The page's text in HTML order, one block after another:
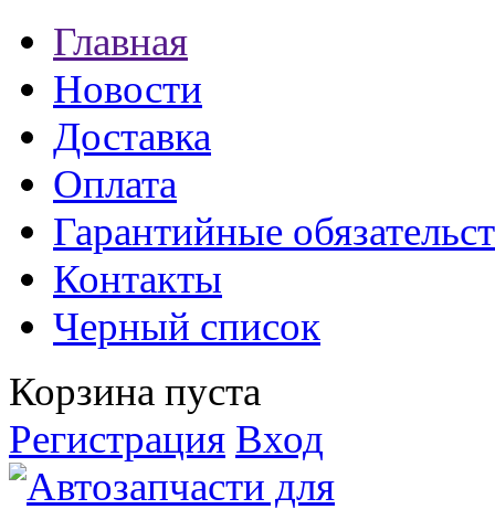
Главная
Новости
Доставка
Оплата
Гарантийные
Контакты
Черный список
Корзина пуста
Регистрация Вход